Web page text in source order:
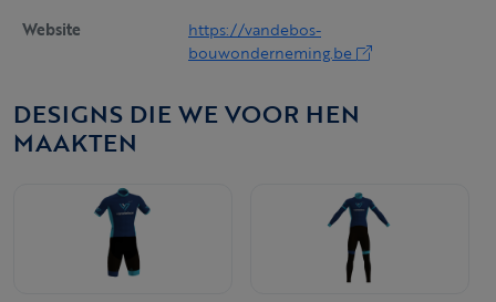
Website
https://vandebos-
bouwonderneming.be
DESIGNS DIE WE VOOR HEN
MAAKTEN